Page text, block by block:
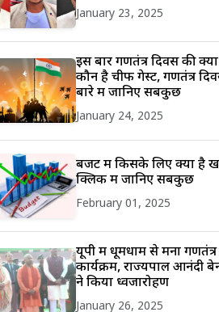
January 23, 2025
इस बार गणतंत्र दिवस की
कौन है चीफ गेस्ट, गणतंत्र
बारे में जानिए सबकुछ
January 24, 2025
बजट में किसके लिए क्या है
क्लिक में जानिए सबकुछ
February 01, 2025
यूपी में धूमधाम से मना
कार्यक्रम, राज्यपाल आनंदी
ने किया ध्वजारोहण
January 26, 2025